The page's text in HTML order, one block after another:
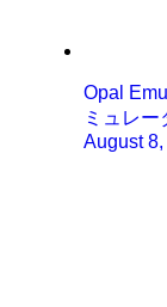
Opal
ミュレー
August